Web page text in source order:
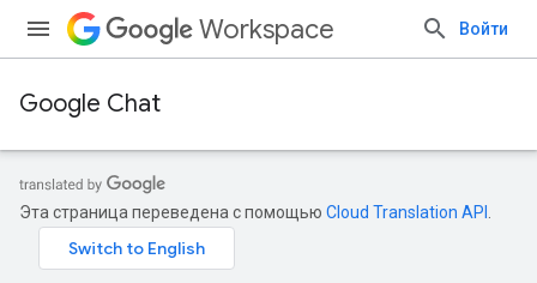
Workspace Войти
Google Chat
Эта страница переведена с помощью Cloud Translation API